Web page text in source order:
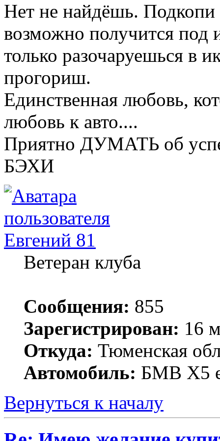
Нет не найдёшь. Подкопи
возможно получится под
только разочаруешься в
прогориш.
Единственная любовь,
любовь к авто....
Приятно ДУМАТЬ об
БЭХИ
Евгений 81
Ветеран клуба
Сообщения: 855
Зарегистрирован: 16
Откуда: Тюменская
Автомобиль: БМВ Х5
Вернуться к началу